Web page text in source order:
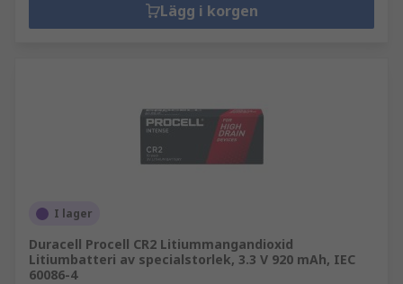
Lägg i korgen
I lager
Duracell Procell CR2 Litiummangandioxid
Litiumbatteri av specialstorlek, 3.3 V 920 mAh, IEC
60086-4